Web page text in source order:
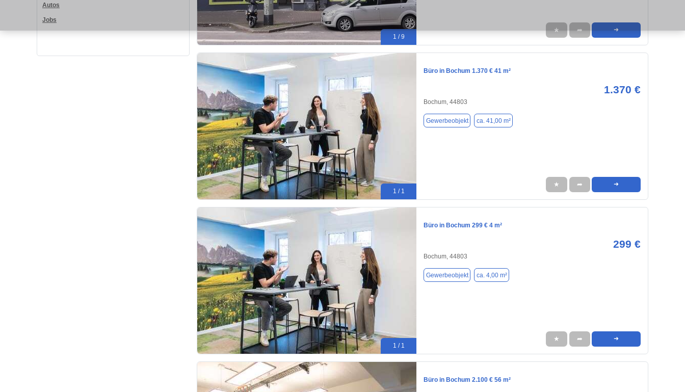
Autos
Jobs
1 / 9
★ ➦ ➜
1 / 1
Büro in Bochum 1.370 € 41 m²
1.370 €
Bochum, 44803
Gewerbeobjekt ca. 41,00 m²
★ ➦ ➜
1 / 1
Büro in Bochum 299 € 4 m²
299 €
Bochum, 44803
Gewerbeobjekt ca. 4,00 m²
★ ➦ ➜
Büro in Bochum 2.100 € 56 m²